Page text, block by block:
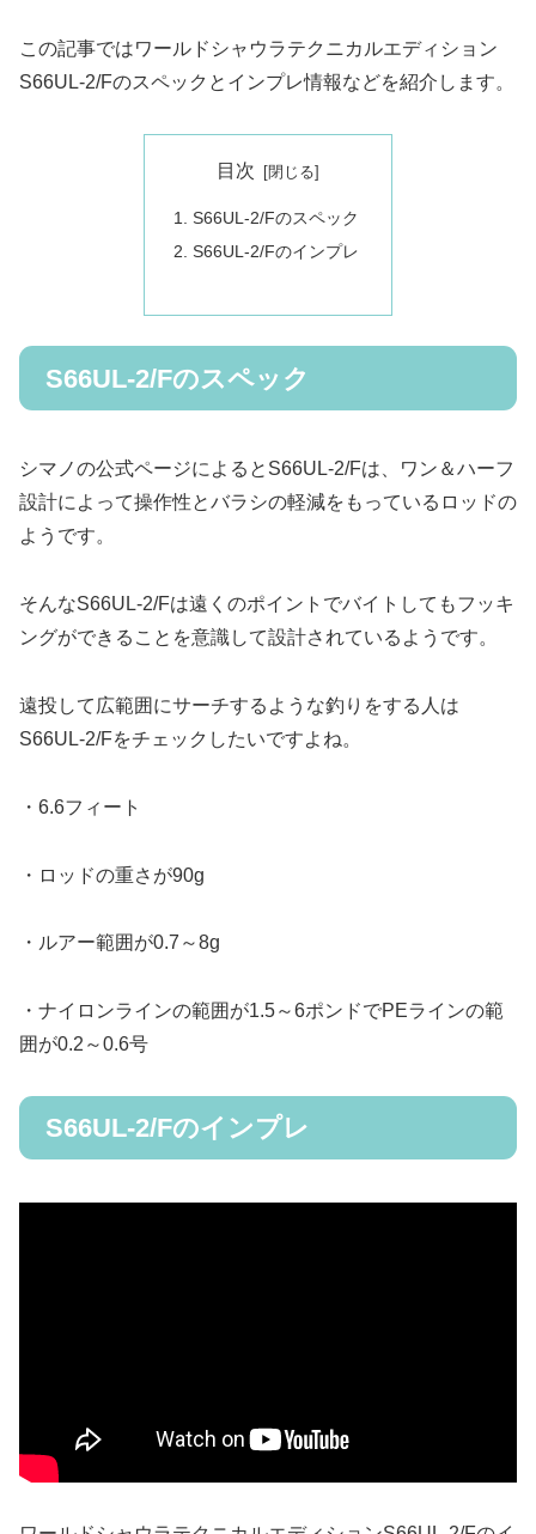
この記事ではワールドシャウラテクニカルエディション
S66UL-2/Fのスペックとインプレ情報などを紹介します。
目次
S66UL-2/Fのスペック
S66UL-2/Fのインプレ
S66UL-2/Fのスペック
シマノの公式ページによるとS66UL-2/Fは、ワン＆ハーフ
設計によって操作性とバラシの軽減をもっているロッドの
ようです。
そんなS66UL-2/Fは遠くのポイントでバイトしてもフッキ
ングができることを意識して設計されているようです。
遠投して広範囲にサーチするような釣りをする人は
S66UL-2/Fをチェックしたいですよね。
・6.6フィート
・ロッドの重さが90g
・ルアー範囲が0.7～8g
・ナイロンラインの範囲が1.5～6ポンドでPEラインの範
囲が0.2～0.6号
S66UL-2/Fのインプレ